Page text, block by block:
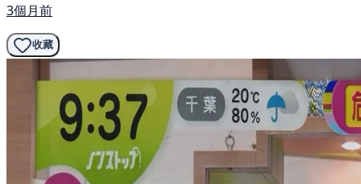
3個月前
收藏